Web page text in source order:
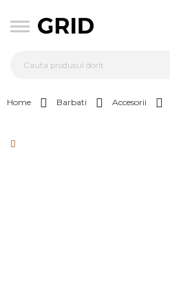
Home Barbati Accesorii